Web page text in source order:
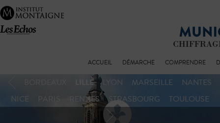
ACCUEIL DÉMARCHE COMPRENDRE
LILLE LYON MARSEILLE
NANTES
NICE
PARIS RENNES STRASBOURG TOULOUSE